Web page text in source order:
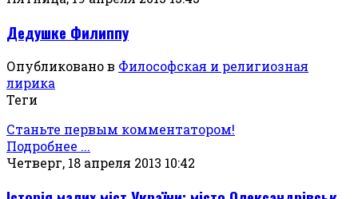
Дедушке Филиппу
Опубликовано в Философская и религиозная
лирика
Теги
Станьте первым комментатором!
Подробнее ...
Четверг, 18 апреля 2013 10:42